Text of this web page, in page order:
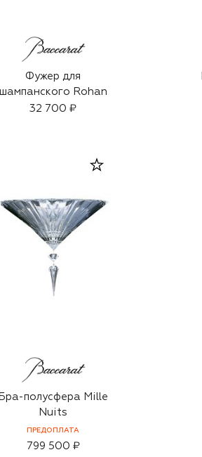
Фужер для
шампанского Rohan
32 700 ₽
Бра-полусфера Mille
Nuits
ПРЕДОПЛАТА
799 500 ₽